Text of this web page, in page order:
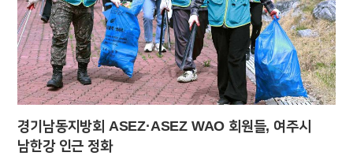
브라질리아교회에서는 바사 왕 고레스의 역사를 들어 성도의 사명을
역설했다. 고레스는 구약성경 이사야서에 그 이름과 행적이 예언된 인물로,
바벨론을 정복한 후 그곳에 포로 되어 있던 이스라엘 백성들을 예루살렘으로
돌려보내 하나님의 성전을 건축하도록 지원함으로써…
경기남동지방회 ASEZ·ASEZ WAO 회원들, 여주시
남한강 인근 정화